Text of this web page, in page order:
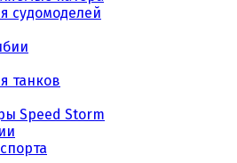
судомоделей
танков
Speed Storm